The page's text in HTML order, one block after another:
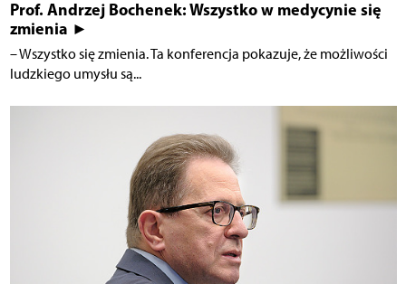
Prof. Andrzej Bochenek: Wszystko w medycynie się
zmienia ►
– Wszystko się zmienia. Ta konferencja pokazuje, że możliwości
ludzkiego umysłu są...